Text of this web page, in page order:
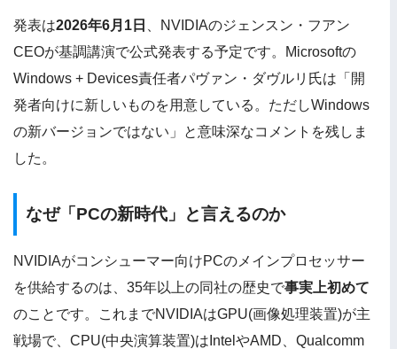
発表は2026年6月1日
、NVIDIAのジェンスン・フアン
CEOが基調講演で公式発表する予定です。Microsoftの
Windows + Devices責任者パヴァン・ダヴルリ氏は「開
発者向けに新しいものを用意している。ただしWindows
の新バージョンではない」と意味深なコメントを残しま
した。
なぜ「PCの新時代」と言えるのか
NVIDIAがコンシューマー向けPCのメインプロセッサー
を供給するのは、35年以上の同社の歴史で事実上初めて
のことです。これまでNVIDIAはGPU(画像処理装置)が主
戦場で、CPU(中央演算装置)はIntelやAMD、Qualcomm